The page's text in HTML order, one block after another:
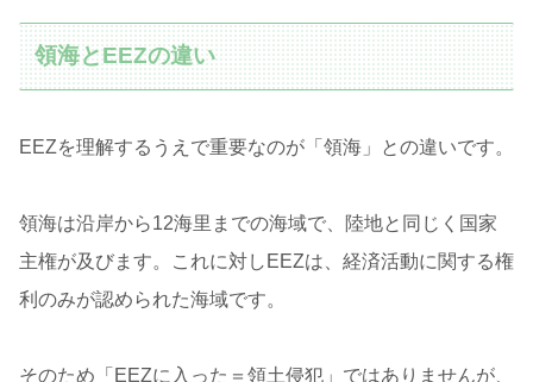
領海とEEZの違い
EEZを理解するうえで重要なのが「領海」との違いです。
領海は沿岸から12海里までの海域で、陸地と同じく国家
主権が及びます。これに対しEEZは、経済活動に関する権
利のみが認められた海域です。
そのため「EEZに入った＝領土侵犯」ではありませんが、